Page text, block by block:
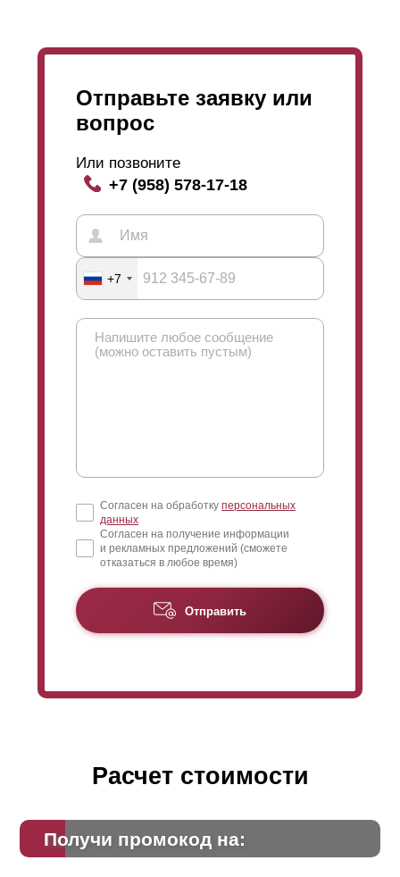
порошковом окрашивании доступно множество
Отправьте заявку или
вопрос
Или позвоните
+7 (958) 578-17-18
+7
Согласен на обработку персональных
данных
Согласен на получение информации
и рекламных предложений (сможете
отказаться в любое время)
Отправить
Расчет стоимости
Получи промокод на: